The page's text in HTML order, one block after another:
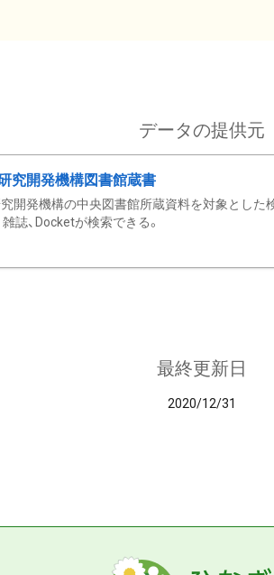
データの提供元
究開発機構図書館蔵書
開発機構の中央図書館所蔵資料を対象とした
雑誌、Docketが検索できる。
最終更新日
2020/12/31